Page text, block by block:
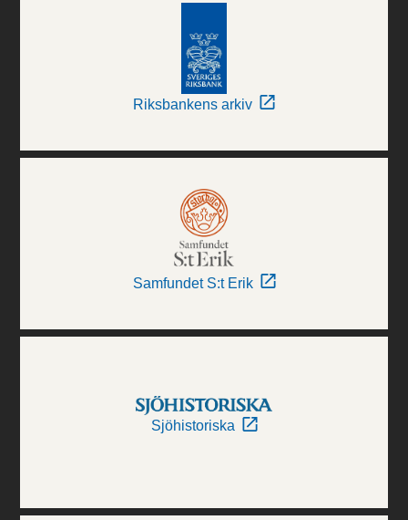
Riksbankens arkiv
Samfundet S:t Erik
Sjöhistoriska